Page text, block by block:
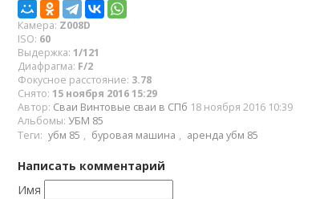
Камера: Z008D
ISO: 60
Выдержка: 1/121
Диафрагма: F/2
Фокусное расстояние: 3.78
Снято: 15 ноября 2016 15:29
Автор: Сваи Винтовые сваи в СПб 18 ноября 2016 10:39
Альбомы: УБМ 85
Теги: убм 85 , буровая машина , аренда убм 85
Написать комментарий
Имя